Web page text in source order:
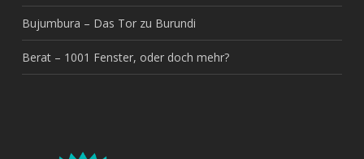
Bujumbura – Das Tor zu Burundi
Berat – 1001 Fenster, oder doch mehr?